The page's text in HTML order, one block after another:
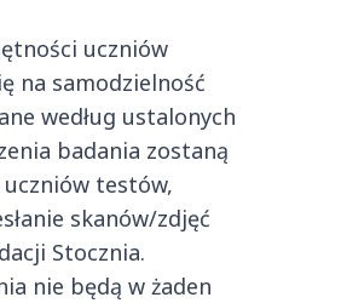
uczniów
na samodzielność
według ustalonych
badania zostaną
testów,
skanów/zdjęć
Stocznia.
nie będą w żaden